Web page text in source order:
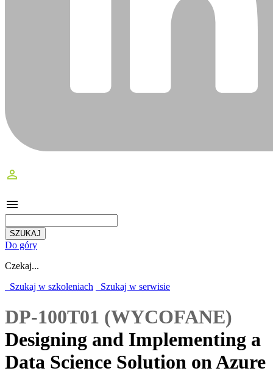
perm_identity
menu
Do góry
Czekaj...
Szukaj w szkoleniach
Szukaj w serwisie
DP-100T01 (WYCOFANE)
Designing and Implementing a
Data Science Solution on Azure